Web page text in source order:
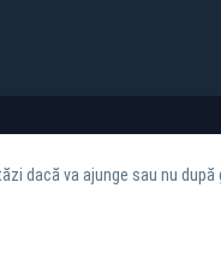
dacă va ajunge sau nu după